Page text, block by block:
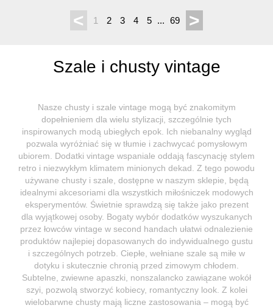
< 1 2 3 4 5 ... 69 >
Szale i chusty vintage
Nasze chusty i szale vintage mogą być znakomitym
dopełnieniem dla wielu stylizacji, szczególnie tych
inspirowanych modą ubiegłych epok. Ich niebanalny wygląd
pozwala wyróżniać się w tłumie i zachwycać pomysłowym
ubiorem. Dodatki vintage wspaniale oddają fascynację stylem
retro i niezwykłym klimatem minionych dekad. Z tego powodu
używane chusty i szale, dostępne w naszym sklepie, będą
idealnymi akcesoriami dla wszystkich miłośniczek modowych
eksperymentów. Świetnie sprawdzą się także jako prezent
dla wyjątkowej osoby. Bogaty wybór dodatków wyszukanych
przez łowców vintage w second handach ułatwi odnalezienie
produktów najlepiej dopasowanych do indywidualnego gustu
i szczególnych potrzeb. Ciepłe, wełniane szale są miłe w
dotyku i skutecznie chronią przed zimowym chłodem.
Subtelne, zwiewne apaszki, nonszalancko zawiązane wokół
szyi, pozwolą stworzyć kobiecy, romantyczny look. Z kolei
wielobarwne chusty mają liczne zastosowania – mogą być